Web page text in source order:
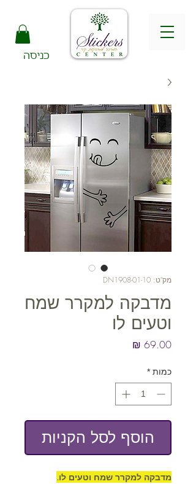
כניסה
מק"ט: DN1908-01-10
מדבקה למקרר שמח
וטעים לו
כמות *
הוסף לסל הקניות
מדבקה למקרר שמח וטעים לו.